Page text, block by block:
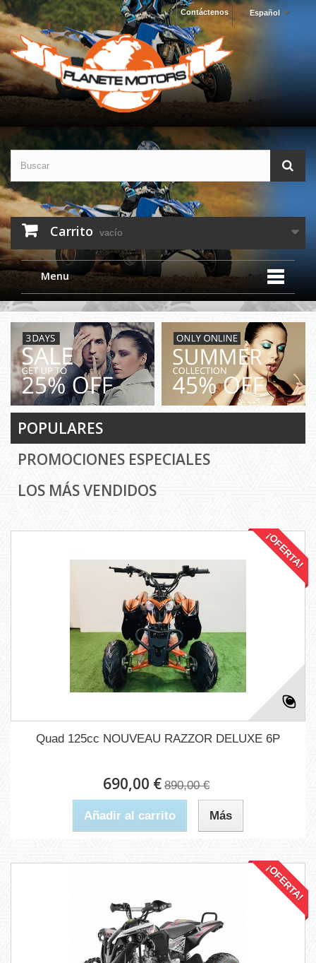
Español
Contáctenos
Carrito vacío
Menu
POPULARES
PROMOCIONES ESPECIALES
LOS MÁS VENDIDOS
¡OFERTA!
Quad 125cc NOUVEAU RAZZOR DELUXE 6P
690,00 € 890,00 €
Añadir al carrito Más
¡OFERTA!